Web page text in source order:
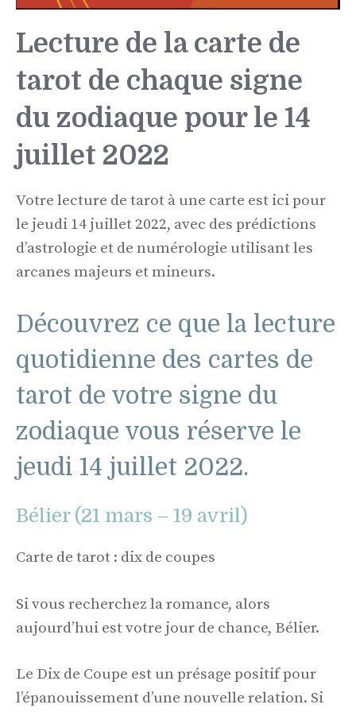
Lecture de la carte de
tarot de chaque signe
du zodiaque pour le 14
juillet 2022
Votre lecture de tarot à une carte est ici pour
le jeudi 14 juillet 2022, avec des prédictions
d’astrologie et de numérologie utilisant les
arcanes majeurs et mineurs.
Découvrez ce que la lecture
quotidienne des cartes de
tarot de votre signe du
zodiaque vous réserve le
jeudi 14 juillet 2022.
Bélier (21 mars – 19 avril)
Carte de tarot : dix de coupes
Si vous recherchez la romance, alors
aujourd’hui est votre jour de chance, Bélier.
Le Dix de Coupe est un présage positif pour
l’épanouissement d’une nouvelle relation. Si